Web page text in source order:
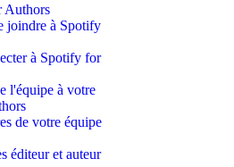
Authors
joindre à Spotify
à Spotify for
l'équipe à votre
de votre équipe
éditeur et auteur